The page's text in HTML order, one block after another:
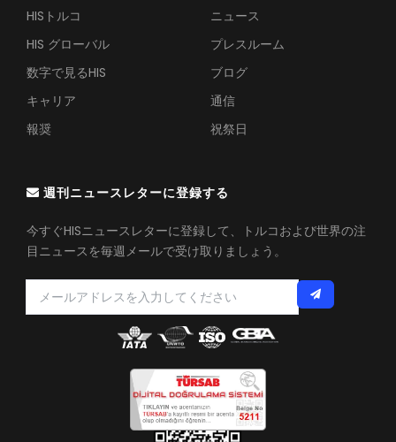
HISトルコ
HIS グローバル
数字で見るHIS
キャリア
報奨
ニュース
プレスルーム
ブログ
通信
祝祭日
週刊ニュースレターに登録する
今すぐHISニュースレターに登録して、トルコおよび世界の注
目ニュースを毎週メールで受け取りましょう。